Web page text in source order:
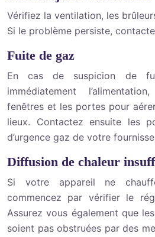
Vérifiez la ventilation, les
Si le problème persiste,
Fuite de gaz
En cas de suspicion de
immédiatement
fenêtres et les portes pour
lieux. Contactez ensuite les
d’urgence gaz de votre
Diffusion de chaleur
Si votre appareil ne
commencez par vérifier le
Assurez vous également que
soient pas obstruées par des